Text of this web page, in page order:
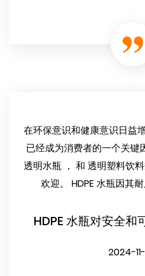
在环保意识和健康意识日益
已经成为消费者的一个关键
透明水瓶 ， 和 透明塑料饮
欢迎。 HDPE 水瓶因其
HDPE 水瓶对安全和
2024-